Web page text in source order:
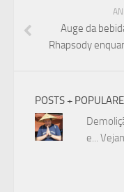
Auge da
Rhapsody
POSTS +
e...